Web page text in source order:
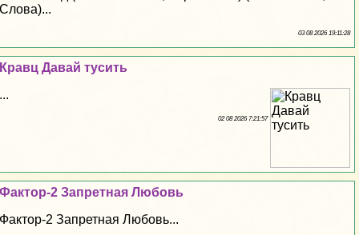
Слова)...
03 08 2026 19:11:28
Кравц Давай тусить
...
02 08 2026 7:21:57
Фактор-2 Запретная Любовь
Фактор-2 Запретная Любовь...